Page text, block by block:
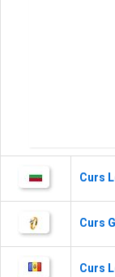
Curs
Curs
Curs